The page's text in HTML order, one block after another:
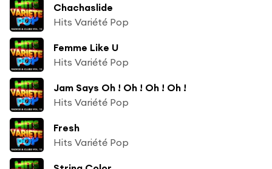
Chachaslide
Hits Variété Pop
Femme Like U
Hits Variété Pop
Jam Says Oh ! Oh ! Oh ! Oh !
Hits Variété Pop
Fresh
Hits Variété Pop